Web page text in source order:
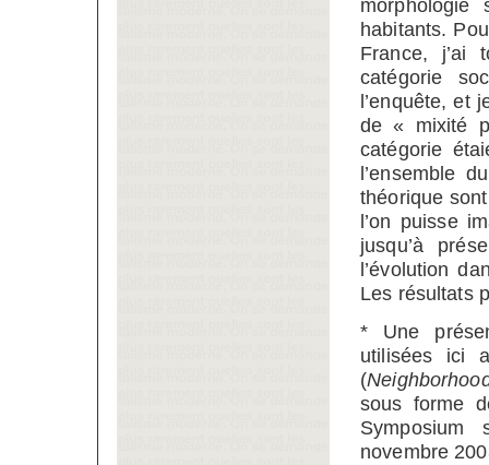
habitants.
France, j’ai
catégorie
l’enquête, et
de « mixité
catégorie
l’ensemble
théorique
l’on puisse
jusqu’à
l’évolution
Les résultats
* Une
utilisées ici
(
sous forme
novembre